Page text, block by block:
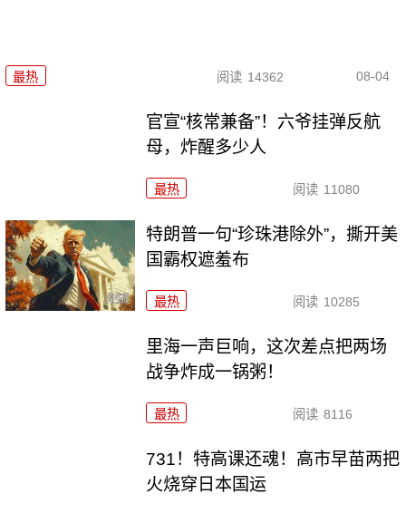
最热 阅读 14362 08-04
官宣“核常兼备”！六爷挂弹反航
母，炸醒多少人
最热 阅读 11080
特朗普一句“珍珠港除外”，撕开美
国霸权遮羞布
最热 阅读 10285
里海一声巨响，这次差点把两场
战争炸成一锅粥！
最热 阅读 8116
731！特高课还魂！高市早苗两把
火烧穿日本国运